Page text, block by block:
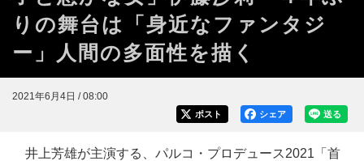
りの舞台は「身近なファンタジ
ー」人間の多面性を描く
2021年6月4日 / 08:00
送る
シェア
ポスト
井上芳雄が主演する、パルコ・プロデュース2021「首